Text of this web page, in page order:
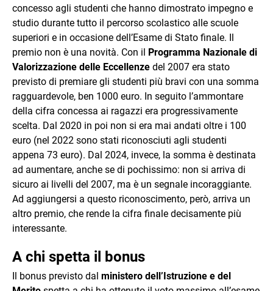
concesso agli studenti che hanno dimostrato impegno e
studio durante tutto il percorso scolastico alle scuole
superiori e in occasione dell’Esame di Stato finale. Il
premio non è una novità. Con il Programma Nazionale di
Valorizzazione delle Eccellenze del 2007 era stato
previsto di premiare gli studenti più bravi con una somma
ragguardevole, ben 1000 euro. In seguito l’ammontare
della cifra concessa ai ragazzi era progressivamente
scelta. Dal 2020 in poi non si era mai andati oltre i 100
euro (nel 2022 sono stati riconosciuti agli studenti
appena 73 euro). Dal 2024, invece, la somma è destinata
ad aumentare, anche se di pochissimo: non si arriva di
sicuro ai livelli del 2007, ma è un segnale incoraggiante.
Ad aggiungersi a questo riconoscimento, però, arriva un
altro premio, che rende la cifra finale decisamente più
interessante.
A chi spetta il bonus
Il bonus previsto dal ministero dell’Istruzione e del